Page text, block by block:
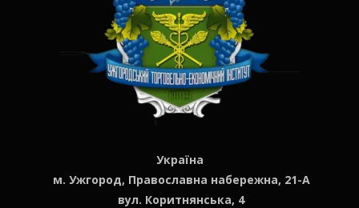
Україна
м. Ужгород, Православна набережна, 21-А
вул. Коритнянська, 4